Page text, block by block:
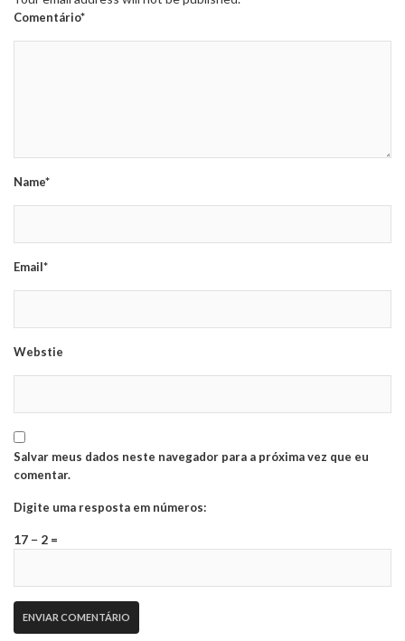
Comentário*
Name*
Email*
Webstie
Salvar meus dados neste navegador para a próxima vez que eu
comentar.
Digite uma resposta em números:
17 − 2 =